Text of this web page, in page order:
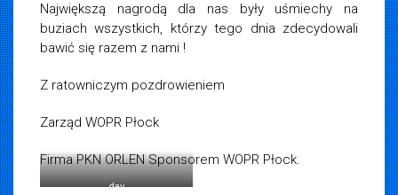
Największą nagrodą dla nas były uśmiechy na
buziach wszystkich, którzy tego dnia zdecydowali
bawić się razem z nami !
Z ratowniczym pozdrowieniem
Zarząd WOPR Płock
Firma PKN ORLEN Sponsorem WOPR Płock.
dav